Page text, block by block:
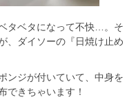
タベタになって不快…。そ
、ダイソーの『日焼け止め
ンジが付いていて、中身を
できちゃいます！